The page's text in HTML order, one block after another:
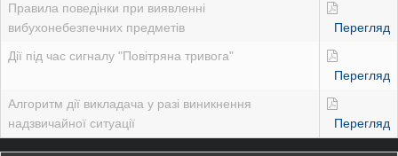
Правила поведінки при виявленні
вибухонебезпечних предметів
Перегляд
Дії під час сигналу "Повітряна тривога"
Перегляд
Алгоритм дії викладача у разі виникнення
надзвичайної ситуації
Перегляд